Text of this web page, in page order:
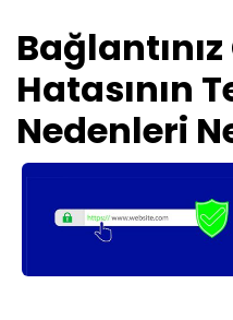
Hatasının
Nedenleri